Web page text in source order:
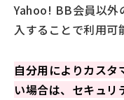
Yahoo! BB会員以外
入することで利用可
自分用によりカスタ
い場合は、セキュリ